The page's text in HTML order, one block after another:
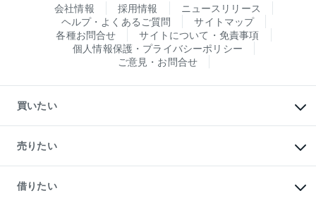
会社情報 採用情報
ニュースリリース
ヘルプ・よくあるご質問
サイトマップ
各種お問合せ
サイトについて・免責事項
個人情報保護・プライバシーポリシー
ご意見・お問合せ
買いたい
新築・分譲マンションの購入
中古マンションの購入
一戸建ての購入
中古一戸建ての購入
売りたい
一戸建ての売却・査定
土地の売却・査定
借りたい